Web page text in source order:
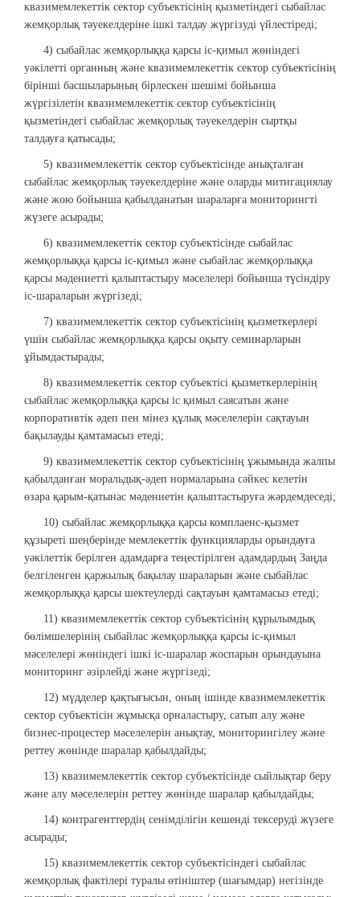
квазимемлекеттік сектор субъектісінің қызметіндегі сыбайлас
жемқорлық тәуекелдеріне ішкі талдау жүргізуді үйлестіреді;
4) сыбайлас жемқорлыққа қарсы іс-қимыл жөніндегі
уәкілетті органның және квазимемлекеттік сектор субъектісінің
бірінші басшыларының бірлескен шешімі бойынша
жүргізілетін квазимемлекеттік сектор субъектісінің
қызметіндегі сыбайлас жемқорлық тәуекелдерін сыртқы
талдауға қатысады;
5) квазимемлекеттік сектор субъектісінде анықталған
сыбайлас жемқорлық тәуекелдеріне және оларды митигациялау
және жою бойынша қабылданатын шараларға мониторингті
жүзеге асырады;
6) квазимемлекеттік сектор субъектісінде сыбайлас
жемқорлыққа қарсы іс-қимыл және сыбайлас жемқорлыққа
қарсы мәдениетті қалыптастыру мәселелері бойынша түсіндіру
іс-шараларын жүргізеді;
7) квазимемлекеттік сектор субъектісінің қызметкерлері
үшін сыбайлас жемқорлыққа қарсы оқыту семинарларын
ұйымдастырады;
8) квазимемлекеттік сектор субъектісі қызметкерлерінің
сыбайлас жемқорлыққа қарсы іс қимыл саясатын және
корпоративтік әдеп пен мінез құлық мәселелерін сақтауын
бақылауды қамтамасыз етеді;
9) квазимемлекеттік сектор субъектісінің ұжымында жалпы
қабылданған моральдық-әдеп нормаларына сәйкес келетін
өзара қарым-қатынас мәдениетін қалыптастыруға жәрдемдеседі;
10) сыбайлас жемқорлыққа қарсы комплаенс-қызмет
құзыреті шеңберінде мемлекеттік функцияларды орындауға
уәкілеттік берілген адамдарға теңестірілген адамдардың Заңда
белгіленген қаржылық бақылау шараларын және сыбайлас
жемқорлыққа қарсы шектеулерді сақтауын қамтамасыз етеді;
11) квазимемлекеттік сектор субъектісінің құрылымдық
бөлімшелерінің сыбайлас жемқорлыққа қарсы іс-қимыл
мәселелері жөніндегі ішкі іс-шаралар жоспарын орындауына
мониторинг әзірлейді және жүргізеді;
12) мүдделер қақтығысын, оның ішінде квазимемлекеттік
сектор субъектісін жұмысқа орналастыру, сатып алу және
бизнес-процестер мәселелерін анықтау, мониторингілеу және
реттеу жөнінде шаралар қабылдайды;
13) квазимемлекеттік сектор субъектісінде сыйлықтар беру
және алу мәселелерін реттеу жөнінде шаралар қабылдайды;
14) контрагенттердің сенімділігін кешенді тексеруді жүзеге
асырады;
15) квазимемлекеттік сектор субъектісіндегі сыбайлас
жемқорлық фактілері туралы өтініштер (шағымдар) негізінде